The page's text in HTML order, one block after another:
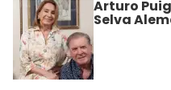
Arturo
Selva